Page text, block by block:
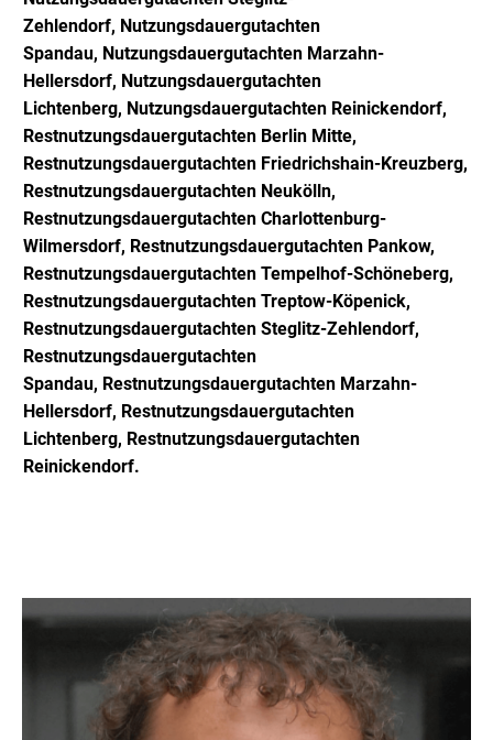
Zehlendorf, Nutzungsdauergutachten
Spandau, Nutzungsdauergutachten Marzahn-
Hellersdorf, Nutzungsdauergutachten
Lichtenberg, Nutzungsdauergutachten Reinickendorf,
Restnutzungsdauergutachten Berlin Mitte,
Restnutzungsdauergutachten Friedrichshain-Kreuzberg,
Restnutzungsdauergutachten Neukölln,
Restnutzungsdauergutachten Charlottenburg-
Wilmersdorf, Restnutzungsdauergutachten Pankow,
Restnutzungsdauergutachten Tempelhof-Schöneberg,
Restnutzungsdauergutachten Treptow-Köpenick,
Restnutzungsdauergutachten Steglitz-Zehlendorf,
Restnutzungsdauergutachten
Spandau, Restnutzungsdauergutachten Marzahn-
Hellersdorf, Restnutzungsdauergutachten
Lichtenberg, Restnutzungsdauergutachten
Reinickendorf.